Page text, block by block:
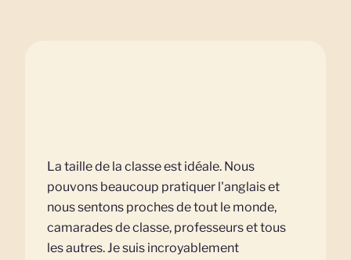
La taille de la classe est idéale. Nous
pouvons beaucoup pratiquer l'anglais et
nous sentons proches de tout le monde,
camarades de classe, professeurs et tous
les autres. Je suis incroyablement